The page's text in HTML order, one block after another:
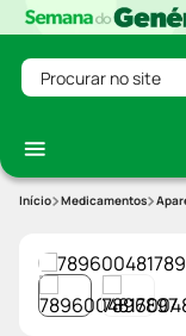
Procurar no site
Medicamentos